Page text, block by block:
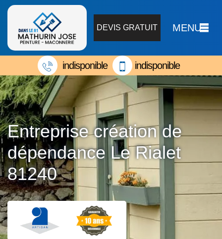
DEVIS GRATUIT MENU
indisponible indisponible
Entreprise création de
dépendance Le Rialet
81240